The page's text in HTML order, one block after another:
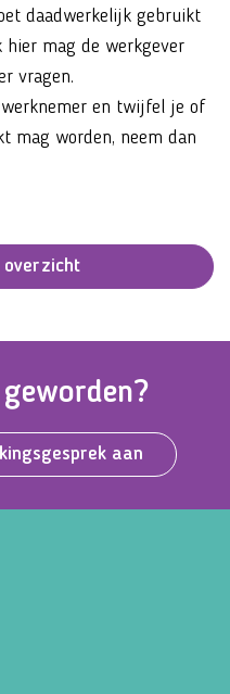
daadwerkelijk gebruikt
hier mag de werkgever
vragen.
en twijfel je of
mag worden, neem dan
overzicht
aan